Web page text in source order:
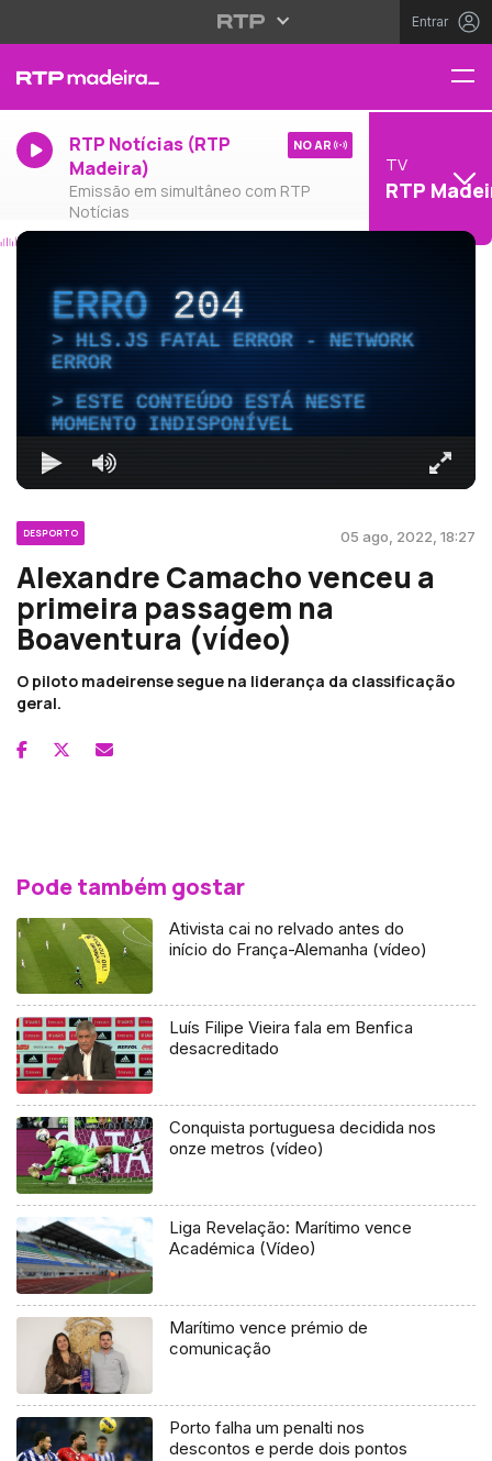
Entrar
RTP Notícias (RTP
Madeira)
Emissão em simultâneo com RTP
Notícias
NO AR
TV
RTP
ERRO204
HLS.JS FATAL ERROR - NETWORK
ERROR
ESTE CONTEÚDO ESTÁ NESTE
MOMENTO INDISPONÍVEL
DESPORTO 05 ago, 2022, 18:27
Alexandre Camacho venceu a
primeira passagem na
Boaventura (vídeo)
O piloto madeirense segue na liderança da classificação
geral.
Pode também gostar
Ativista cai no relvado antes do
início do França-Alemanha (vídeo)
Luís Filipe Vieira fala em Benfica
desacreditado
Conquista portuguesa decidida nos
onze metros (vídeo)
Liga Revelação: Marítimo vence
Académica (Vídeo)
Marítimo vence prémio de
comunicação
Porto falha um penalti nos
descontos e perde dois pontos